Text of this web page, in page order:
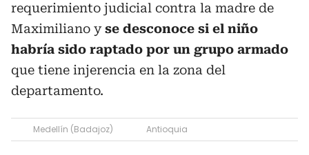
requerimiento judicial contra la madre de
Maximiliano yse desconoce si el niño
habría sido raptado por un grupo armado
que tiene injerencia en la zona del
departamento.
Medellín (Badajoz) Antioquia